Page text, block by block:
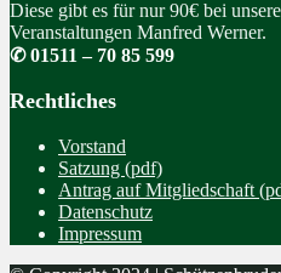
Diese gibt es für nur 90€ bei
Veranstaltungen Manfred Werner.
✆ 01511 – 70 85 599
Rechtliches
Vorstand
Satzung (pdf)
Antrag auf Mitgliedschaft
Datenschutz
Impressum